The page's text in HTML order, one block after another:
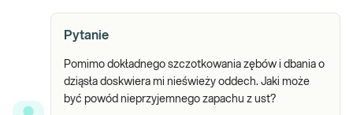
Pytanie
Pomimo dokładnego szczotkowania zębów i dbania o
dziąsła doskwiera mi nieświeży oddech. Jaki może
być powód nieprzyjemnego zapachu z ust?